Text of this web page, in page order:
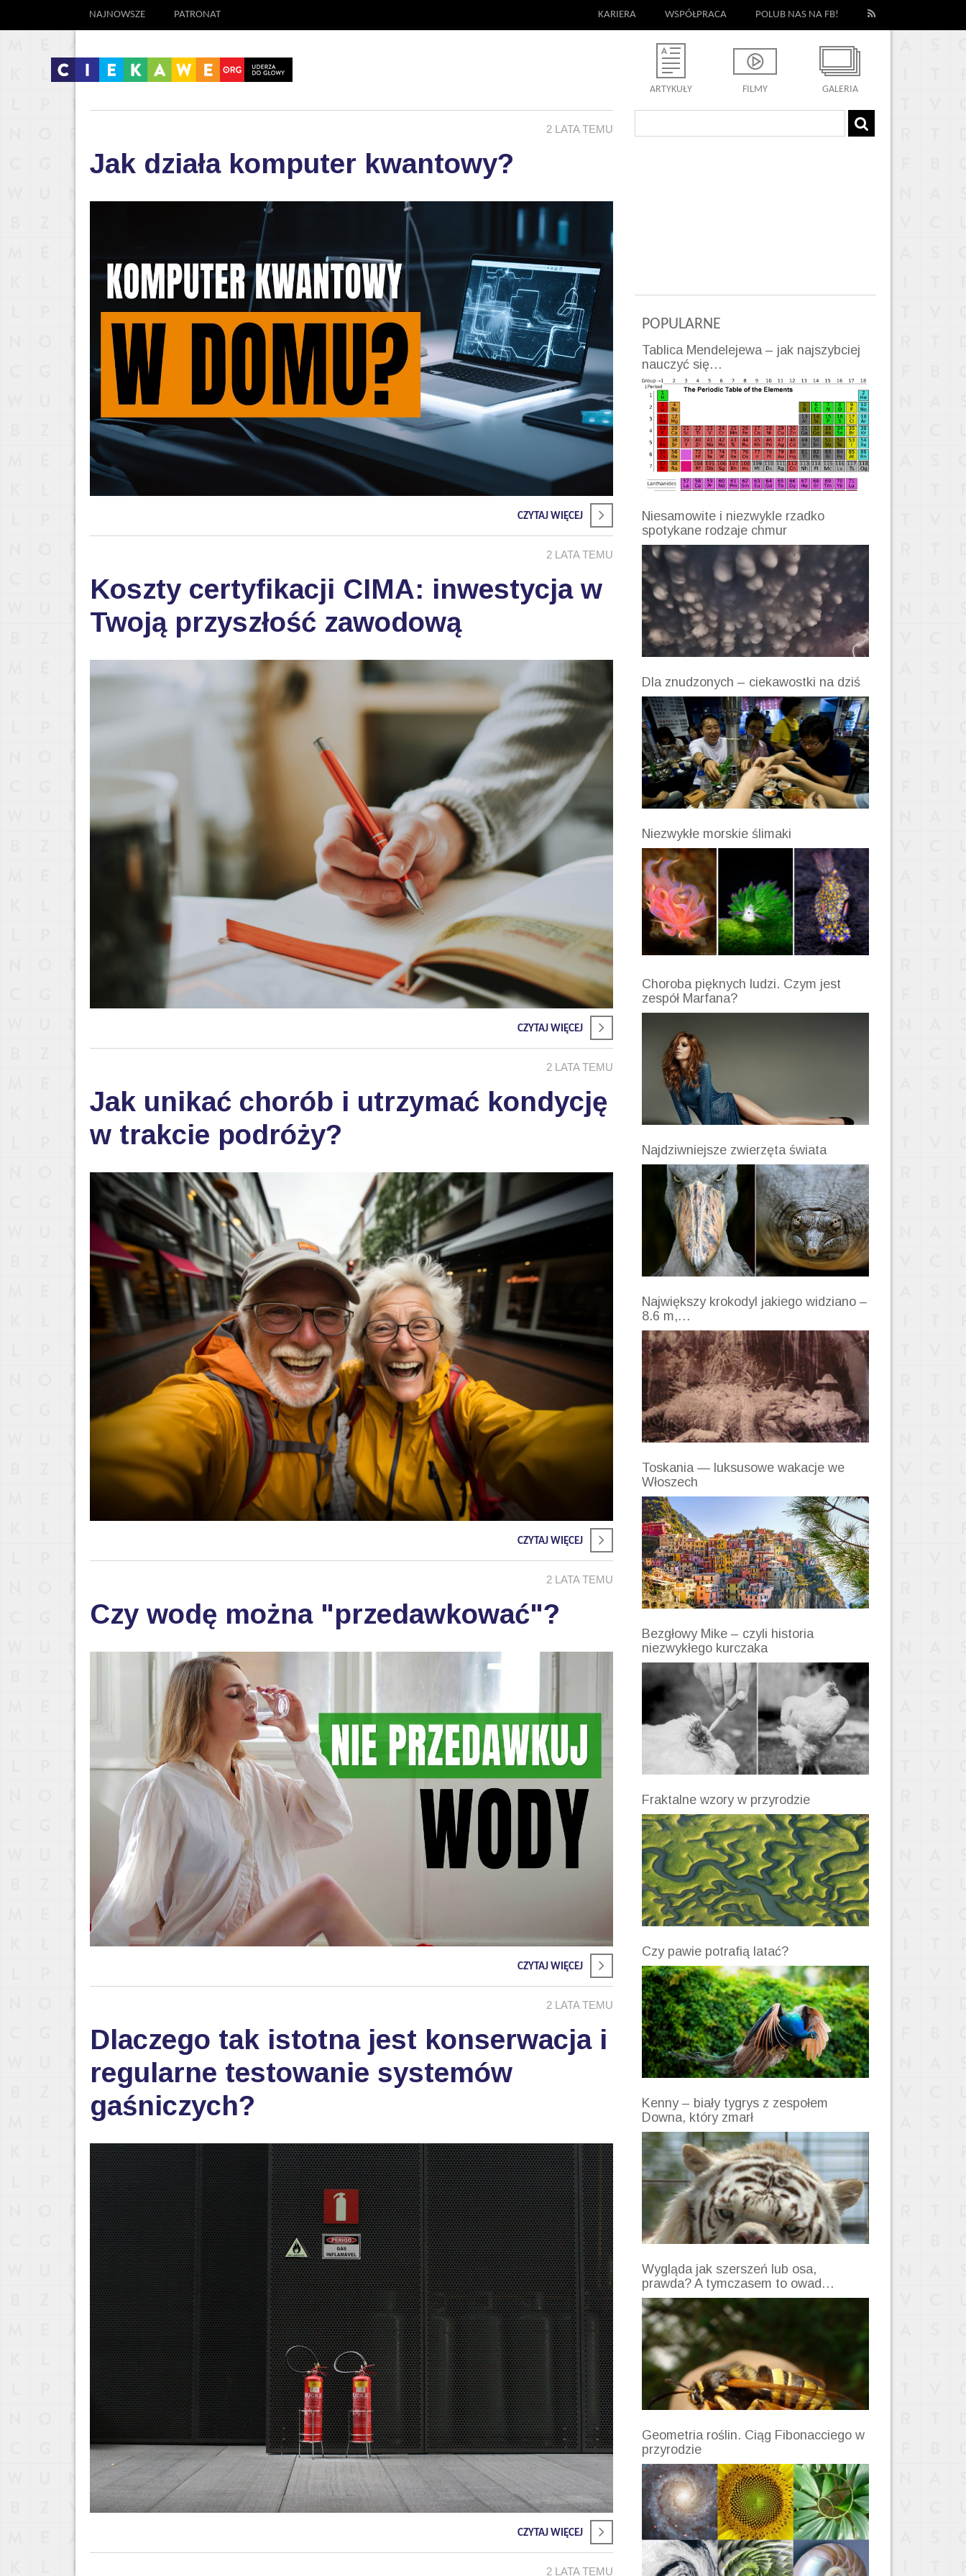
NAJNOWSZE PATRONAT KARIERA WSPÓŁPRACA POLUB NAS NA FB!
ARTYKUŁY FILMY GALERIA
2 LATA TEMU
Jak działa komputer kwantowy?
CZYTAJ WIĘCEJ
2 LATA TEMU
Koszty certyfikacji CIMA: inwestycja w
Twoją przyszłość zawodową
CZYTAJ WIĘCEJ
2 LATA TEMU
Jak unikać chorób i utrzymać kondycję
w trakcie podróży?
CZYTAJ WIĘCEJ
2 LATA TEMU
Czy wodę można "przedawkować"?
CZYTAJ WIĘCEJ
2 LATA TEMU
Dlaczego tak istotna jest konserwacja i
regularne testowanie systemów
gaśniczych?
CZYTAJ WIĘCEJ
2 LATA TEMU
POPULARNE
Tablica Mendelejewa – jak najszybciej
nauczyć się…
Niesamowite i niezwykle rzadko
spotykane rodzaje chmur
Dla znudzonych – ciekawostki na dziś
Niezwykłe morskie ślimaki
Choroba pięknych ludzi. Czym jest
zespół Marfana?
Najdziwniejsze zwierzęta świata
Największy krokodyl jakiego widziano –
8.6 m,…
Toskania — luksusowe wakacje we
Włoszech
Bezgłowy Mike – czyli historia
niezwykłego kurczaka
Fraktalne wzory w przyrodzie
Czy pawie potrafią latać?
Kenny – biały tygrys z zespołem
Downa, który zmarł
Wygląda jak szerszeń lub osa,
prawda? A tymczasem to owad…
Geometria roślin. Ciąg Fibonacciego w
przyrodzie